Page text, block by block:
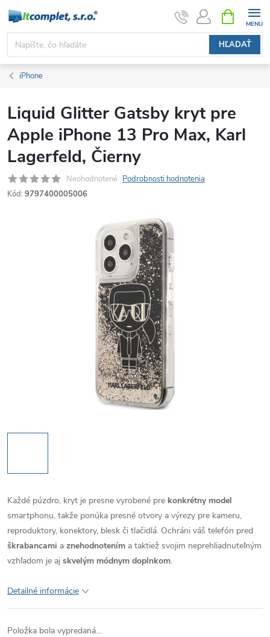
Prejsť
obsah
HĽADAŤ
KOŠÍK
iPhone
Liquid Glitter Gatsby kryt pre
Apple iPhone 13 Pro Max, Karl
Lagerfeld, Čierny
Neohodnotené Podrobnosti hodnotenia
Kód: 9797400005006
Každé púzdro, kryt je presne vyrobené pre konkrétny model
smartphonu, takže ponúka presné otvory a výrezy pre kameru,
reproduktory, konektory, blesk či tlačidlá. Ochráni váš telefón pred
škrabancami a znehodnotením a taktiež svojim neprehliadnuteľným
vzhľadom je aj skvelým módnym doplnkom.
Detailné informácie
Položka bola vypredaná…